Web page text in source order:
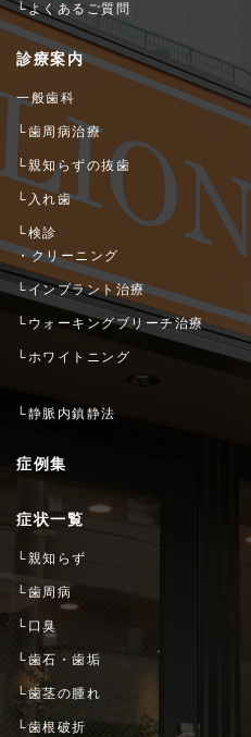
└よくあるご質問
診療案内
一般歯科
└歯周病治療
└親知らずの抜歯
└入れ歯
└検診
・クリーニング
└インプラント治療
└ウォーキングブリーチ治療
└ホワイトニング
└静脈内鎮静法
症例集
症状一覧
└親知らず
└歯周病
└口臭
└歯石・歯垢
└歯茎の腫れ
└歯根破折